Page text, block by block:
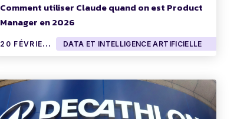
Comment utiliser Claude quand on est Product
Manager en 2026
2
0 FÉVRIER 2026 DATA ET INTELLIGENCE ARTIFICIELLE